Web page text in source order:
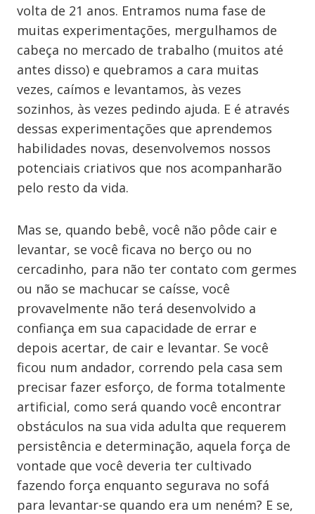
volta de 21 anos. Entramos numa fase de
muitas experimentações, mergulhamos de
cabeça no mercado de trabalho (muitos até
antes disso) e quebramos a cara muitas
vezes, caímos e levantamos, às vezes
sozinhos, às vezes pedindo ajuda. E é através
dessas experimentações que aprendemos
habilidades novas, desenvolvemos nossos
potenciais criativos que nos acompanharão
pelo resto da vida.
Mas se, quando bebê, você não pôde cair e
levantar, se você ficava no berço ou no
cercadinho, para não ter contato com germes
ou não se machucar se caísse, você
provavelmente não terá desenvolvido a
confiança em sua capacidade de errar e
depois acertar, de cair e levantar. Se você
ficou num andador, correndo pela casa sem
precisar fazer esforço, de forma totalmente
artificial, como será quando você encontrar
obstáculos na sua vida adulta que requerem
persistência e determinação, aquela força de
vontade que você deveria ter cultivado
fazendo força enquanto segurava no sofá
para levantar-se quando era um neném? E se,